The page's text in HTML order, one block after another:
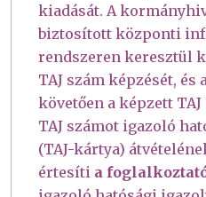
kiadását. A
biztosított központi
rendszeren keresztül
TAJ szám képzését, és
követően a képzett
TAJ számot igazoló
(TAJ-kártya)
értesíti a